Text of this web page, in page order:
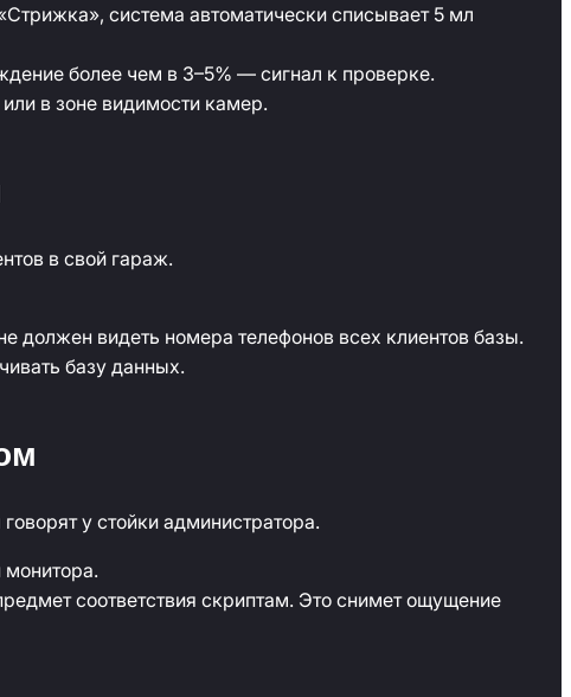
система автоматически списывает 5 мл
более чем в 3–5% — сигнал к проверке.
в зоне видимости камер.
в свой гараж.
должен видеть номера телефонов всех клиентов базы.
базу данных.
у стойки администратора.
соответствия скриптам. Это снимет ощущение